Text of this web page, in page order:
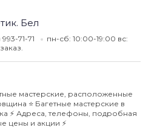
Бел
71-71
пн-сб: 10:00-19:00 вс:
мастерские, расположенные
⭐️ Багетные мастерские в
⚡️ Адреса, телефоны, подробная
цены и акции ⚡️